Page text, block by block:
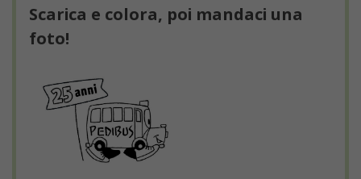
Scarica e colora, poi mandaci una
foto!